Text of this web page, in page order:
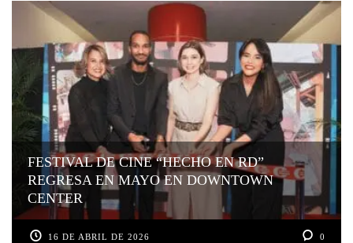
FESTIVAL DE CINE “HECHO EN RD”
REGRESA EN MAYO EN DOWNTOWN
CENTER
16 DE ABRIL DE 2026 0